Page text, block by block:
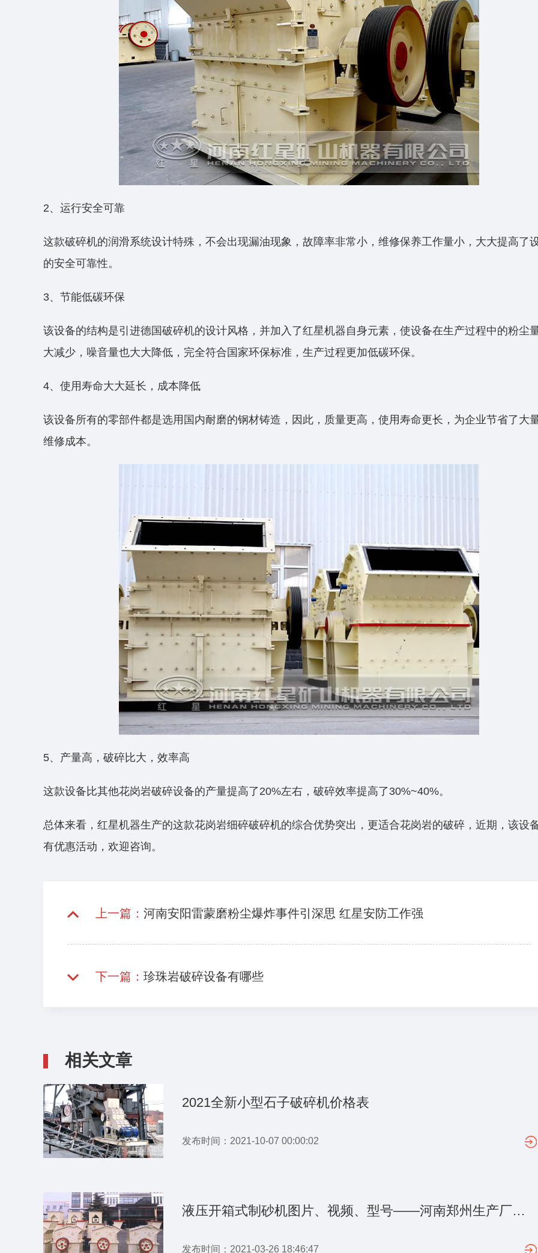
2、运行安全可靠
这款破碎机的润滑系统设计特殊，不会出现漏油现象，故障率非常小，维修保养工作量小，大大提高了
的安全可靠性。
3、节能低碳环保
该设备的结构是引进德国破碎机的设计风格，并加入了红星机器自身元素，使设备在生产过程中的粉尘
大减少，噪音量也大大降低，完全符合国家环保标准，生产过程更加低碳环保。
4、使用寿命大大延长，成本降低
该设备所有的零部件都是选用国内耐磨的钢材铸造，因此，质量更高，使用寿命更长，为企业节省了大
维修成本。
5、产量高，破碎比大，效率高
这款设备比其他花岗岩破碎设备的产量提高了20%左右，破碎效率提高了30%~40%。
总体来看，红星机器生产的这款花岗岩细碎破碎机的综合优势突出，更适合花岗岩的破碎，近期，该设
有优惠活动，欢迎咨询。
上一篇： 河南安阳雷蒙磨粉尘爆炸事件引深思 红星安防工作强
下一篇： 珍珠岩破碎设备有哪些
相关文章
2021全新小型石子破碎机价格表
发布时间：2021-10-07 00:00:02
液压开箱式制砂机图片、视频、型号——河南郑州生产厂家提供
发布时间：2021-03-26 18:46:47